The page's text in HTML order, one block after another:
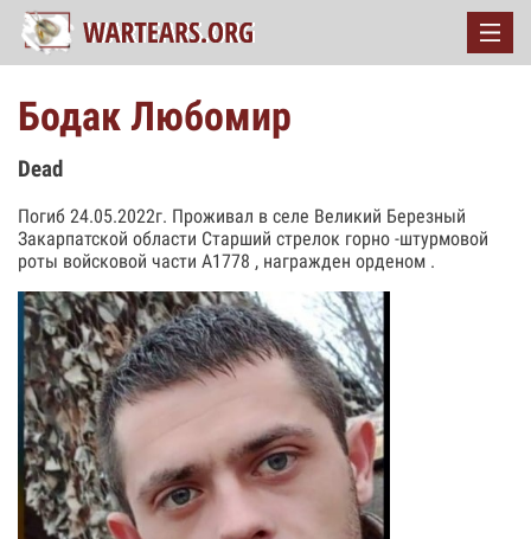
Бодак Любомир
Dead
Погиб 24.05.2022г. Проживал в селе Великий Березный
Закарпатской области Старший стрелок горно -штурмовой
роты войсковой части А1778 , награжден орденом .